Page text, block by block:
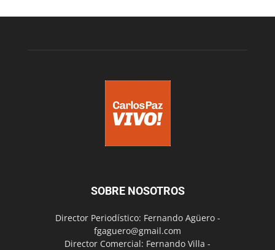
SOBRE NOSOTROS
Director Periodístico: Fernando Agüero -
fgaguero@gmail.com
Director Comercial: Fernando Villa -